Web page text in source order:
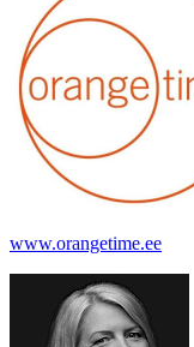
www.orangetime.ee